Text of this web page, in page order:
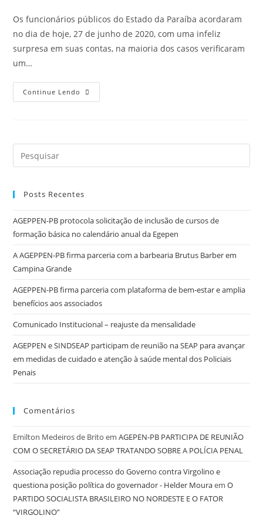
Os funcionários públicos do Estado da Paraíba acordaram
no dia de hoje, 27 de junho de 2020, com uma infeliz
surpresa em suas contas, na maioria dos casos verificaram
um…
Continue Lendo
Posts Recentes
AGEPPEN-PB protocola solicitação de inclusão de cursos de
formação básica no calendário anual da Egepen
A AGEPPEN-PB firma parceria com a barbearia Brutus Barber em
Campina Grande
AGEPPEN-PB firma parceria com plataforma de bem-estar e amplia
benefícios aos associados
Comunicado Institucional – reajuste da mensalidade
AGEPPEN e SINDSEAP participam de reunião na SEAP para avançar
em medidas de cuidado e atenção à saúde mental dos Policiais
Penais
Comentários
Emilton Medeiros de Brito emAGEPEN-PB PARTICIPA DE REUNIÃO
COM O SECRETÁRIO DA SEAP TRATANDO SOBRE A POLÍCIA PENAL
Associação repudia processo do Governo contra Virgolino e
questiona posição política do governador - Helder MouraemO
PARTIDO SOCIALISTA BRASILEIRO NO NORDESTE E O FATOR
“VIRGOLINO”